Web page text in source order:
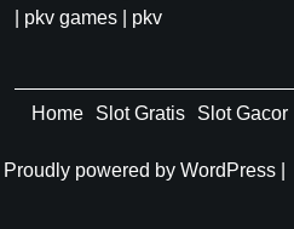
pkv games pkv
Home Slot Gratis Slot Gacor
Proudly powered by WordPress